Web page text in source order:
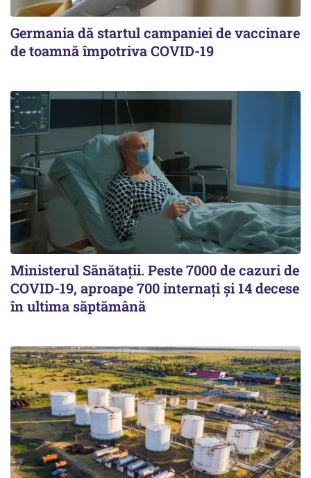
Germania dă startul campaniei de vaccinare
de toamnă împotriva COVID-19
Ministerul Sănătații. Peste 7000 de cazuri de
COVID-19, aproape 700 internați și 14 decese
în ultima săptămână